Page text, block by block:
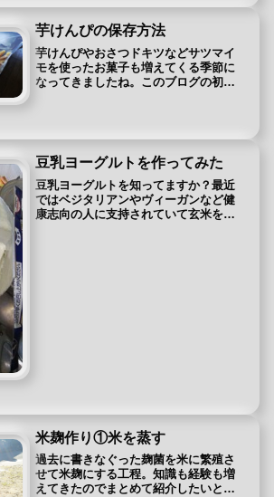
を使ってないものが欲しいなと思い、
市販の甘いお菓子よりは多少は健康に
良さそうなフルーツグラノーラを購入
しました。
芋けんぴの保存方法
芋けんぴやおさつドキツなどサツマイ
モを使ったお菓子も増えてくる季節に
なってきましたね。このブログの初め
オーブントースターで焼いてみたり、
畑...
豆乳ヨーグルトを作ってみた
豆乳ヨーグルトを知ってますか？最近
ではベジタリアンやヴィーガンなど健
康志向の人に支持されていて玄米を使
米麹作り①米を蒸す
過去に書きなぐった麹菌を米に繁殖さ
せて米麹にする工程。知識も経験も増
えてきたのでまとめて紹介したいと思